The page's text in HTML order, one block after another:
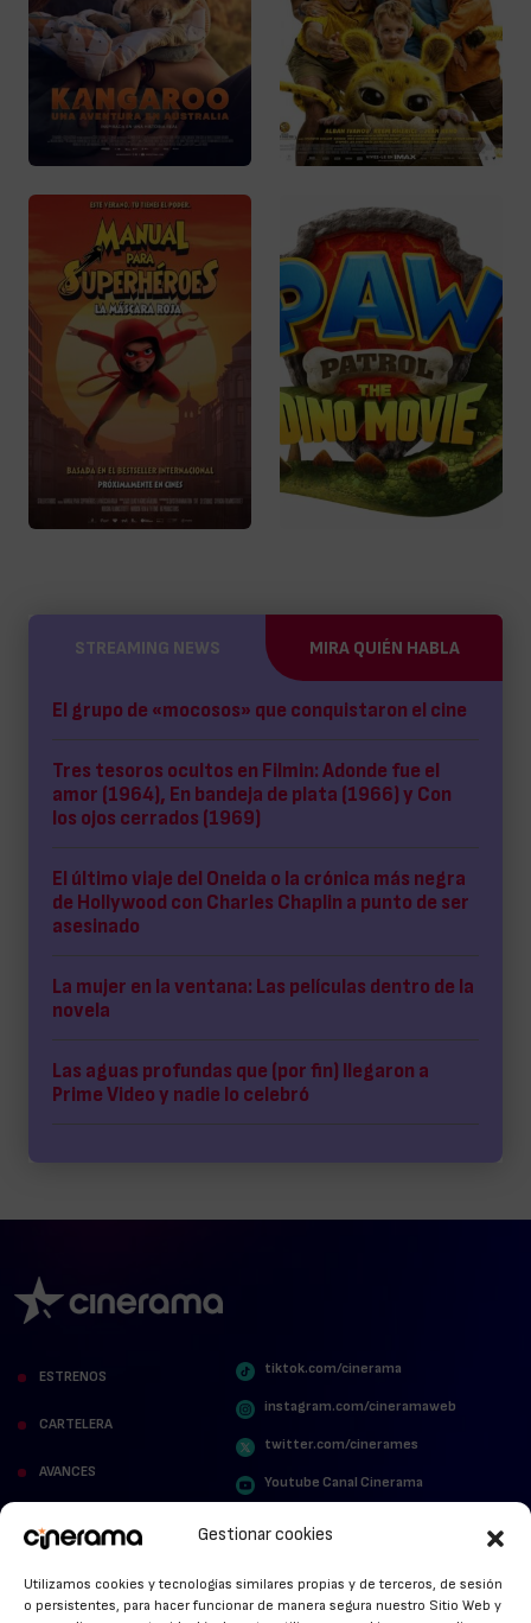
Gestionar cookies
Utilizamos cookies y tecnologías similares propias y de terceros, de sesión
o persistentes, para hacer funcionar de manera segura nuestro Sitio Web y
STREAMING NEWS MIRA QUIÉN HABLA
El grupo de «mocosos» que conquistaron el cine
Tres tesoros ocultos en Filmin: Adonde fue el
amor (1964), En bandeja de plata (1966) y Con
los ojos cerrados (1969)
El último viaje del Oneida o la crónica más negra
de Hollywood con Charles Chaplin a punto de ser
asesinado
La mujer en la ventana: Las películas dentro de la
novela
Las aguas profundas que (por fin) llegaron a
Prime Video y nadie lo celebró
ESTRENOS
CARTELERA
AVANCES
STREAMING NEWS
tiktok.com/cinerama
instagram.com/cineramaweb
twitter.com/cinerames
Youtube Canal Cinerama